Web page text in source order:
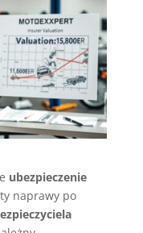
ubezpieczenie
naprawy po